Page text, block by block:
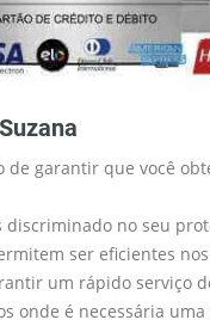
garantir que você
discriminado no seu
ser eficientes
um rápido serviço
onde é necessária